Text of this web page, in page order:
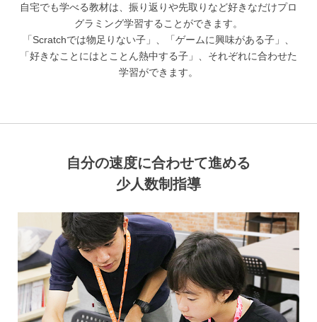
自宅でも学べる教材は、振り返りや先取りなど好きなだけプロ
グラミング学習することができます。
「Scratchでは物足りない子」、「ゲームに興味がある子」、
「好きなことにはとことん熱中する子」、 それぞれに合わせた
学習ができます。
自分の速度に合わせて進める
少人数制指導